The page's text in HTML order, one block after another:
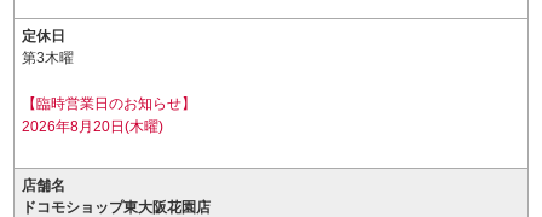
定休日
第3木曜
【臨時営業日のお知らせ】
2026年8月20日(木曜)
店舗名
ドコモショップ東大阪花園店